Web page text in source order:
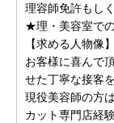
理容師免許もし
★理・美容室で
【求める人物像】
お客様に喜んで
せた丁寧な接客
現役美容師の方
カット専門店経